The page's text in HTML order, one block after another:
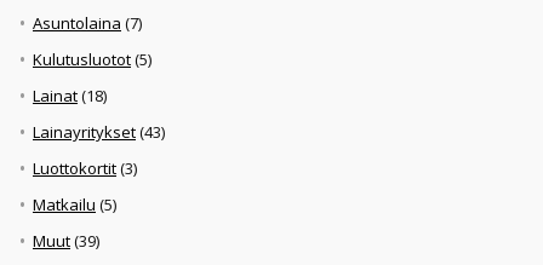
Asuntolaina (7)
Kulutusluotot(5)
Lainat(18)
Lainayritykset(43)
Luottokortit(3)
Matkailu (5)
Muut(39)